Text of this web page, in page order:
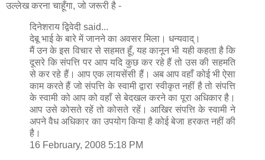
उल्‍लेख करना चाहूँगा, जो जरूरी है -
दिनेशराय द्विवेदी said...
देबू भाई के बारे में जानने का अवसर मिला। धन्यवाद्।
मैं उन के इस विचार से सहमत हूँ, यह कानून भी यही कहता है कि
दूसरे कि संपत्ति पर आप यदि कुछ कर रहे हैं तो उस की सहमति
से कर रहे हैं। आप एक लायसेंसी हैं। अब आप वहाँ कोई भी ऐसा
काम करते हैं जो संपत्ति के स्वामी द्वारा स्वीकृत नहीं है तो संपत्ति
के स्वामी को आप को वहाँ से बेदखल करने का पूरा अधिकार है।
आप उसे कोसते रहें तो कोसते रहें। आखिर संपत्ति के स्वामी ने
अपने वैध अधिकार का उपयोग किया है कोई बेजा हरकत नहीं की
है।
16 February, 2008 5:18 PM